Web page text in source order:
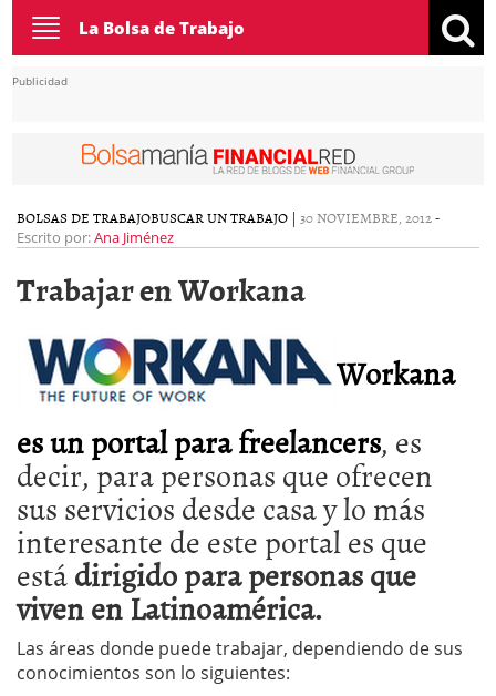
Toggle
navigation
La Bolsa de Trabajo
Publicidad
BOLSAS DE TRABAJOBUSCAR UN TRABAJO | 30 NOVIEMBRE, 2012-
Escrito por:Ana Jiménez
Trabajar en Workana
Workana
es un portal para freelancers, es
decir, para personas que ofrecen
sus servicios desde casa y lo más
interesante de este portal es que
estádirigido para personas que
viven en Latinoamérica.
Las áreas donde puede trabajar, dependiendo de sus
conocimientos son lo siguientes: